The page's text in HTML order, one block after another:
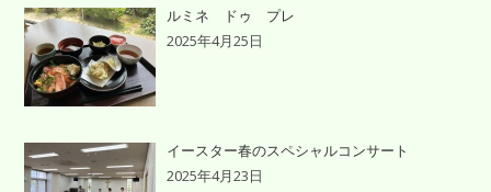
ルミネ ドゥ プレ
2025年4月25日
イースター春のスペシャルコンサート
2025年4月23日